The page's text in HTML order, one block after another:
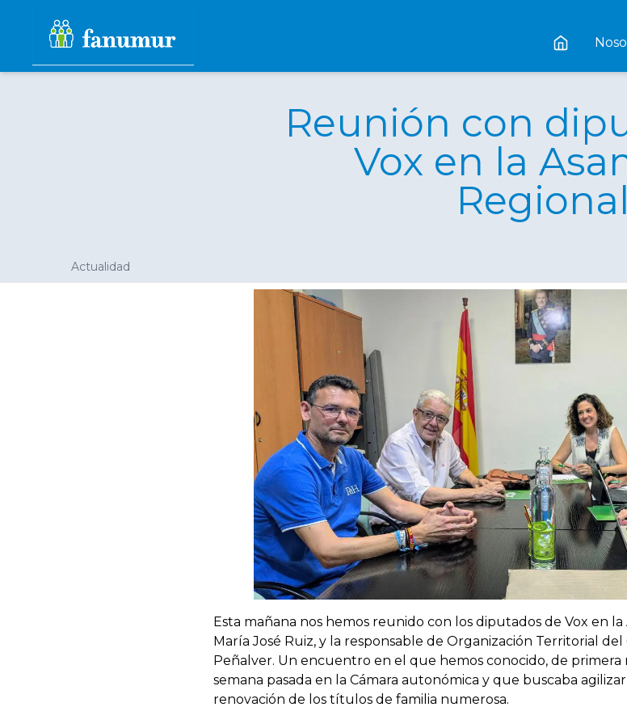
Reunión con
Vox en la
Regional
Actualidad
Esta mañana nos hemos reunido con los diputados de Vox en
María José Ruiz, y la responsable de Organización Territorial
Peñalver. Un encuentro en el que hemos conocido, de
semana pasada en la Cámara autonómica y que buscaba
renovación de los títulos de familia numerosa.